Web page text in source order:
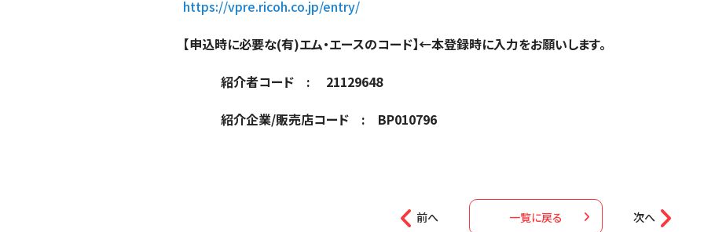
https://vpre.ricoh.co.jp/entry/
【申込時に必要な(有)エム・エースのコード】←本登録時に入力をお願いします。
紹介者コード : 21129648
紹介企業/販売店コード : BP010796
投稿ナビゲーション
 前へ 一覧に戻る  次へ 